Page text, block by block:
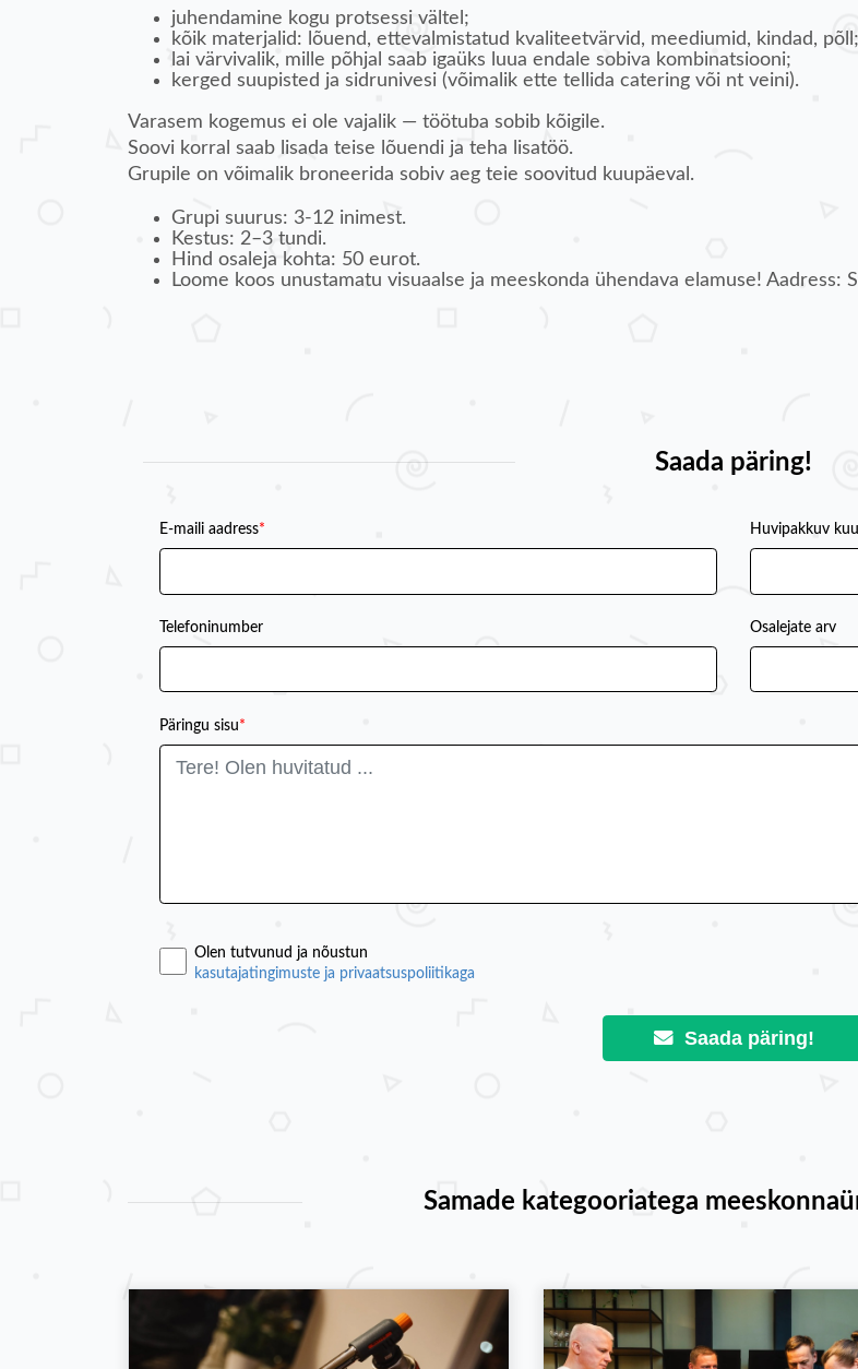
juhendamine kogu protsessi vältel;
kõik materjalid: lõuend, ettevalmistatud kvaliteetvärvid, meediumid, kindad, põll;
lai värvivalik, mille põhjal saab igaüks luua endale sobiva kombinatsiooni;
kerged suupisted ja sidrunivesi (võimalik ette tellida catering või nt veini).
Varasem kogemus ei ole vajalik — töötuba sobib kõigile.
Soovi korral saab lisada teise lõuendi ja teha lisatöö.
Grupile on võimalik broneerida sobiv aeg teie soovitud kuupäeval.
Grupi suurus: 3-12 inimest.
Kestus: 2–3 tundi.
Hind osaleja kohta: 50 eurot.
Loome koos unustamatu visuaalse ja meeskonda ühendava elamuse! Aadress:
Saada päring!
E-maili aadress* Huvipakkuv
Telefoninumber Osalejate arv
Päringu sisu*
Olen tutvunud ja nõustun
kasutajatingimuste ja privaatsuspoliitikaga
Saada päring!
Samade kategooriatega